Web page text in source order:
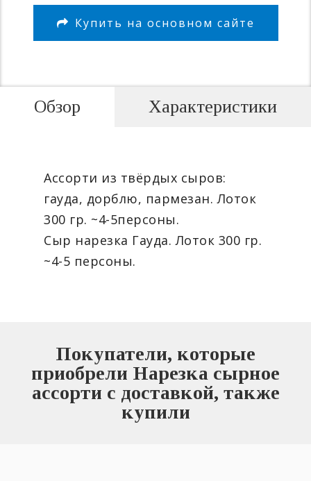
Купить на основном сайте
Обзор
Ассорти из твёрдых сыров:
гауда, дорблю, пармезан. Лоток
300 гр. ~4-5персоны.
Сыр нарезка Гауда. Лоток 300 гр.
~4-5 персоны.
Характеристики
Покупатели, которые
приобрели Нарезка сырное
ассорти с доставкой, также
купили